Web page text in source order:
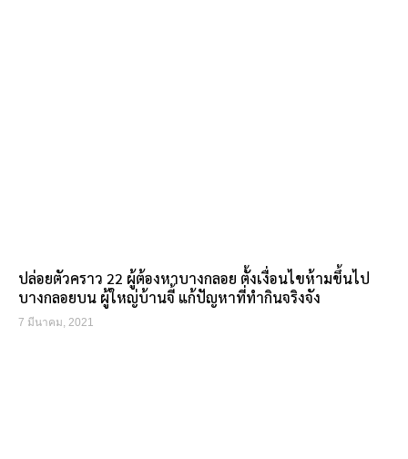
ปล่อยตัวคราว 22 ผู้ต้องหาบางกลอย ตั้งเงื่อนไขห้ามขึ้นไป
บางกลอยบน ผู้ใหญ่บ้านจี้ แก้ปัญหาที่ทำกินจริงจัง
7 มีนาคม, 2021